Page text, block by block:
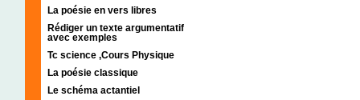
La poésie en vers libres
Rédiger un texte argumentatif
avec exemples
Tc science ,Cours Physique
La poésie classique
Le schéma actantiel